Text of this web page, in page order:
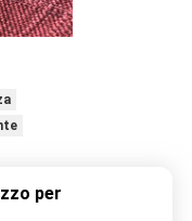
per